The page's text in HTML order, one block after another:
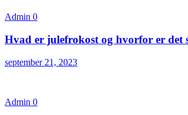
Admin 0
Hvad er julefrokost og hvorfor er det
september 21, 2023
Admin 0